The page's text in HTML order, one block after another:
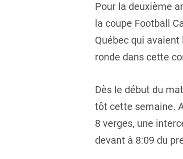
Pour la deuxième
la coupe Football
Québec qui
ronde dans cette
Dès le début du
tôt cette semaine.
8 verges, une
devant à 8:09 du